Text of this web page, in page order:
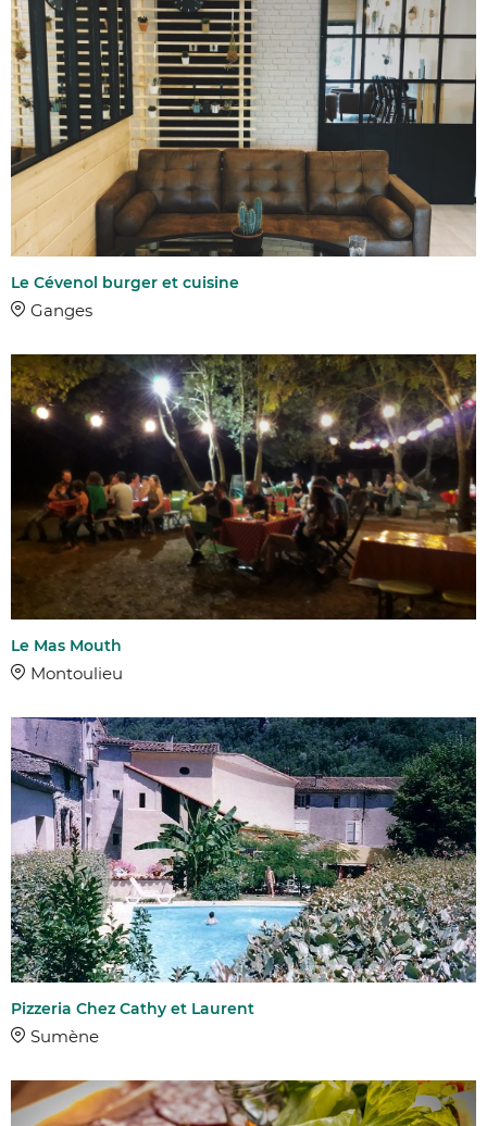
Le Cévenol burger et cuisine
Ganges
Le Mas Mouth
Montoulieu
Pizzeria Chez Cathy et Laurent
Sumène